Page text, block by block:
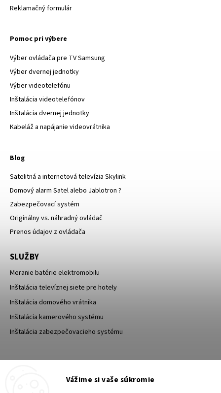
Vážime si vaše súkromie
Reklamačný formulár
Pomoc pri výbere
Výber ovládača pre TV Samsung
Výber dvernej jednotky
Výber videotelefónu
Inštalácia videotelefónov
Inštalácia dvernej jednotky
Kabeláž a napájanie videovrátnika
Blog
Satelitná a internetová televízia Skylink
Domový alarm Satel alebo Jablotron ?
Zabezpečovací systém
Originálny vs. náhradný ovládač
Prenos údajov z ovládača
SLUŽBY
Meranie batérie elektromobilu
Inštalácia televíznej siete pre hotely
Inštalácia domového vrátnika
Inštalácia kamerového systému
Inštalácia zabezpečovacieho systému